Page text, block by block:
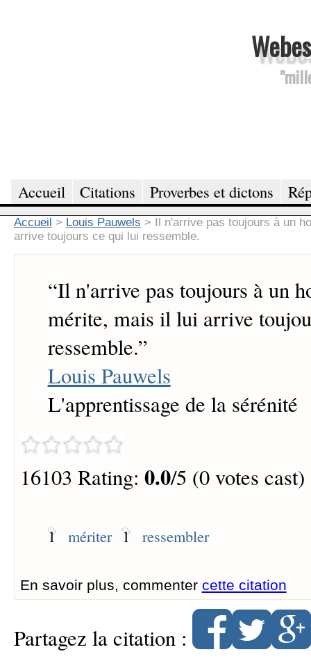
Accueil Citations Proverbes et dictons
Accueil > Louis Pauwels > Il n'arrive pas toujours à un
arrive toujours ce qui lui ressemble.
“Il n'arrive pas toujours à un
mérite, mais il lui arrive
ressemble.”
Louis Pauwels
L'apprentissage de la sérénité
16103 Rating: 0.0/5 (0 votes cast)
1 mériter 1 ressembler
En savoir plus, commenter cette citation
Partagez la citation :